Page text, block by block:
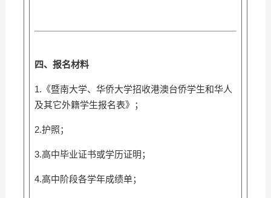
四、报名材料
1.《暨南大学、华侨大学招收港澳台侨学生和华人
及其它外籍学生报名表》；
2.护照；
3.高中毕业证书或学历证明；
4.高中阶段各学年成绩单；